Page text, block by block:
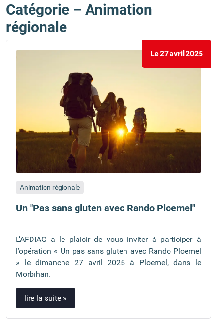
Catégorie – Animation
régionale
Le27avril2025
Animation régionale
Un "Pas sans gluten avec Rando Ploemel"
L’AFDIAG a le plaisir de vous inviter à participer à
l’opération « Un pas sans gluten avec Rando Ploemel
» le dimanche 27 avril 2025 à Ploemel, dans le
Morbihan.
lire la suite »